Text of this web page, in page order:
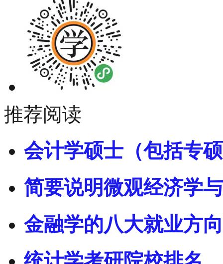
推荐阅读
会计学硕士（包括专
简要说明微观经济学
金融学的八大就业方